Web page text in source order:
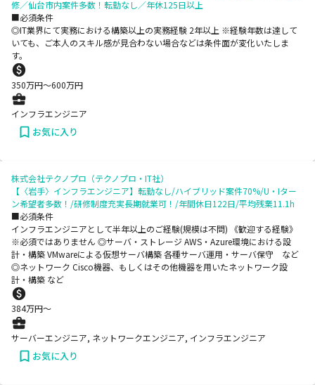
修／仙台市内案件多数！転勤なし／年休125日以上
■必須条件
◎IT業界にて実務における構築以上の実務経験 2年以上 ※経験年数は達して
いても、ご本人のスキル感が見合わない場合などは条件面が変化いたしま
す。
350万円〜600万円
インフラエンジニア
お気に入り
株式会社テクノプロ（テクノプロ・IT社）
【〈岩手〉インフラエンジニア】転勤なし/ハイブリッド案件70%/U・Iター
ン希望者多数！/研修制度充実長期就業可！/年間休日122日/平均残業11.1h
■必須条件
インフラエンジニアとして半年以上のご経験(規模は不問) 《歓迎する経験》
※必須ではありません ◎サーバ・ストレージ AWS・Azure環境における設
計・構築 VMwareによる仮想サーバ構築 各種サーバ運用・サーバ保守 など
◎ネットワーク Cisco機器、もしくはその他機器を用いたネットワーク設
計・構築 など
384万円〜
サーバーエンジニア, ネットワークエンジニア, インフラエンジニア
お気に入り